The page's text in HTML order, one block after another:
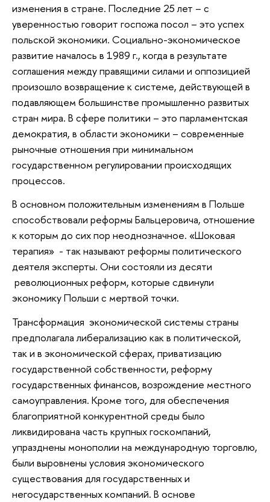
изменения в стране. Последние 25 лет – с
уверенностью говорит госпожа посол – это успех
польской экономики. Социально-экономическое
развитие началось в 1989 г., когда в результате
соглашения между правящими силами и оппозицией
произошло возвращение к системе, действующей в
подавляющем большинстве промышленно развитых
стран мира. В сфере политики – это парламентская
демократия, в области экономики – современные
рыночные отношения при минимальном
государственном регулировании происходящих
процессов.
В основном положительным изменениям в Польше
способствовали реформы Бальцеровича, отношение
к которым до сих пор неоднозначное. «Шоковая
терапия» - так называют реформы политического
деятеля эксперты. Они состояли из десяти
революционных реформ, которые сдвинули
экономику Польши с мертвой точки.
Трансформация экономической системы страны
предполагала либерализацию как в политической,
так и в экономической сферах, приватизацию
государственной собственности, реформу
государственных финансов, возрождение местного
самоуправления. Кроме того, для обеспечения
благоприятной конкурентной среды было
ликвидирована часть крупных госкомпаний,
упразднены монополии на международную торговлю,
были выровнены условия экономического
существования для государственных и
негосударственных компаний. В основе